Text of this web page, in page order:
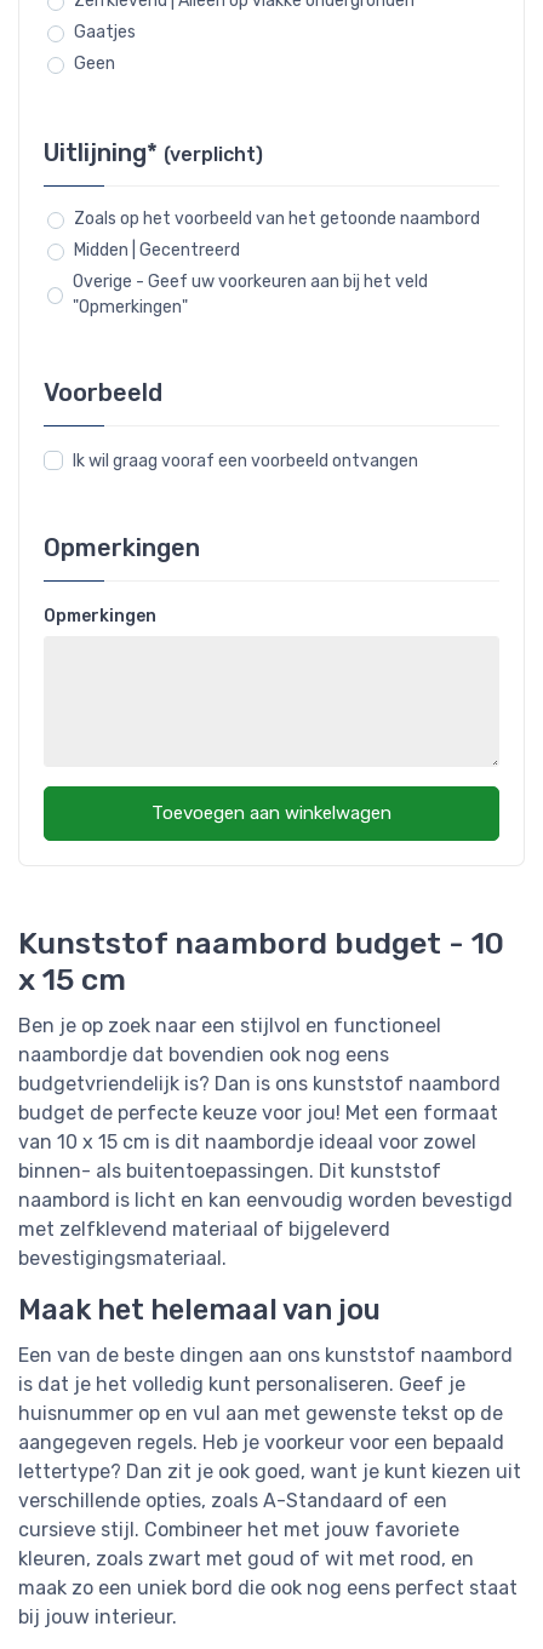
Kunststof naambord budget - 10
x 15 cm
Ben je op zoek naar een stijlvol en functioneel
naambordje dat bovendien ook nog eens
budgetvriendelijk is? Dan is ons kunststof naambord
budget de perfecte keuze voor jou! Met een formaat
van 10 x 15 cm is dit naambordje ideaal voor zowel
binnen- als buitentoepassingen. Dit kunststof
naambord is licht en kan eenvoudig worden bevestigd
met zelfklevend materiaal of bijgeleverd
bevestigingsmateriaal.
Maak het helemaal van jou
Een van de beste dingen aan ons kunststof naambord
is dat je het volledig kunt personaliseren. Geef je
huisnummer op en vul aan met gewenste tekst op de
aangegeven regels. Heb je voorkeur voor een bepaald
lettertype? Dan zit je ook goed, want je kunt kiezen uit
verschillende opties, zoals A-Standaard of een
cursieve stijl. Combineer het met jouw favoriete
kleuren, zoals zwart met goud of wit met rood, en
maak zo een uniek bord die ook nog eens perfect staat
bij jouw interieur.
Gaatjes
Geen
Uitlijning* (verplicht)
Zoals op het voorbeeld van het getoonde naambord
Midden | Gecentreerd
Overige - Geef uw voorkeuren aan bij het veld
"Opmerkingen"
Voorbeeld
Ik wil graag vooraf een voorbeeld ontvangen
Opmerkingen
Opmerkingen
Toevoegen aan winkelwagen